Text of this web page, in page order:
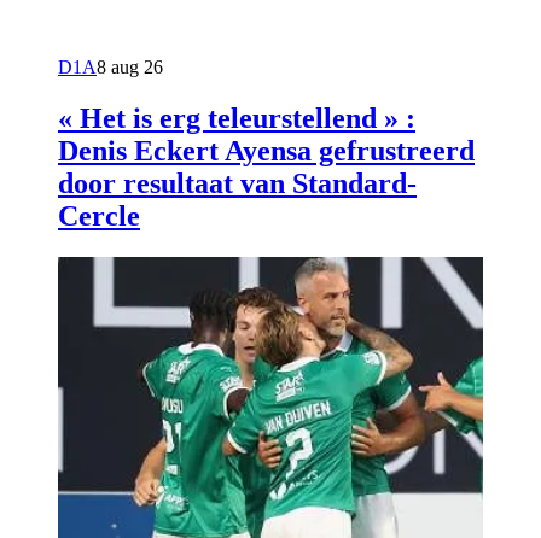
D1A8 aug 26
« Het is erg teleurstellend » :
Denis Eckert Ayensa gefrustreerd
door resultaat van Standard-
Cercle